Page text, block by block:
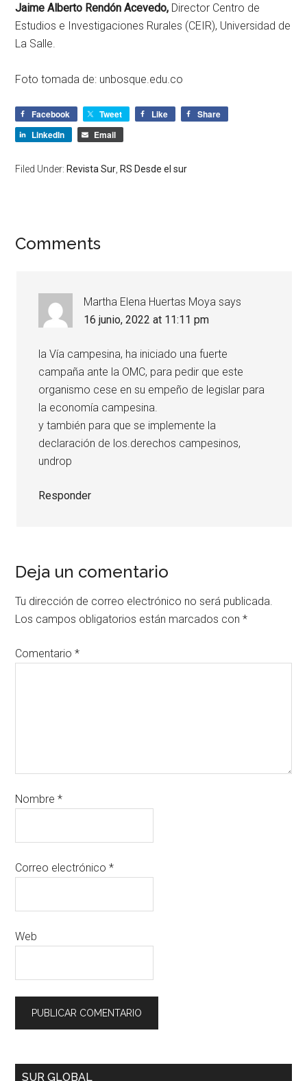
Jaime Alberto Rendón Acevedo, Director Centro de
Estudios e Investigaciones Rurales (CEIR), Universidad de
La Salle.
Foto tomada de: unbosque.edu.co
Facebook Tweet Like
Share
LinkedIn
Email
Filed Under: Revista Sur RS Desde el sur
Comments
Martha Elena Huertas Moya says
16 junio, 2022 at 11:11 pm
la Vía campesina, ha iniciado una fuerte
campaña ante la OMC, para pedir que este
organismo cese en su empeño de legislar para
la economía campesina.
y también para que se implemente la
declaración de los.derechos campesinos,
undrop
Responder
Deja un comentario
Tu dirección de correo electrónico no será publicada.
Los campos obligatorios están marcados con*
Comentario*
Nombre*
Correo electrónico*
Web
SUR GLOBAL